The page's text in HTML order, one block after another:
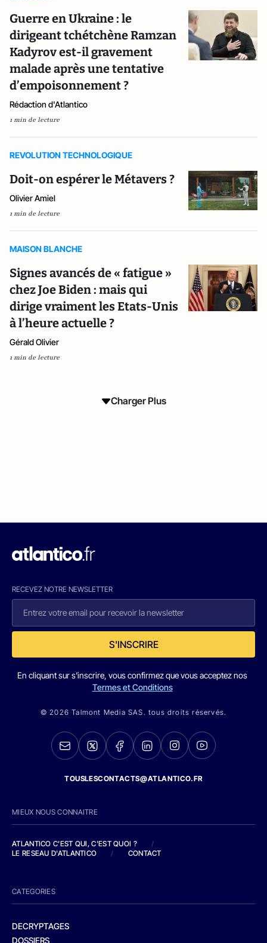
Guerre en Ukraine : le
dirigeant tchétchène Ramzan
Kadyrov est-il gravement
malade après une tentative
d’empoisonnement ?
Rédaction d'Atlantico
1 min de lecture
REVOLUTION TECHNOLOGIQUE
Doit-on espérer le Métavers ?
Olivier Amiel
1 min de lecture
MAISON BLANCHE
Signes avancés de « fatigue »
chez Joe Biden : mais qui
dirige vraiment les Etats-Unis
à l’heure actuelle ?
Gérald Olivier
1 min de lecture
Charger Plus
RECEVEZ NOTRE NEWSLETTER
S'INSCRIRE
En cliquant sur s'inscrire, vous confirmez que vous acceptez nos
Termes et Conditions
© 2026 Talmont Media SAS. tous droits réservés.
TOUSLESCONTACTS@ATLANTICO.FR
MIEUX NOUS CONNAITRE
ATLANTICO C'EST QUI, C'EST QUOI ?
/
LE RESEAU D'ATLANTICO
/ CONTACT
CATEGORIES
DECRYPTAGES
DOSSIERS